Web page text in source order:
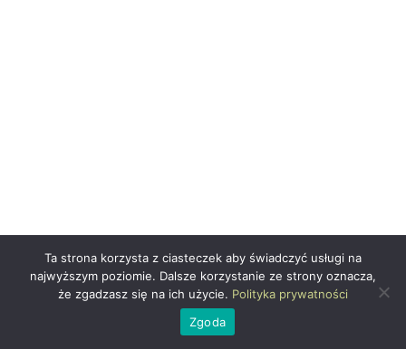
Zaobserwuj mnie na Instagramie
Ta strona korzysta z ciasteczek aby świadczyć usługi na
najwyższym poziomie. Dalsze korzystanie ze strony oznacza,
że zgadzasz się na ich użycie. Polityka prywatności
Zgoda